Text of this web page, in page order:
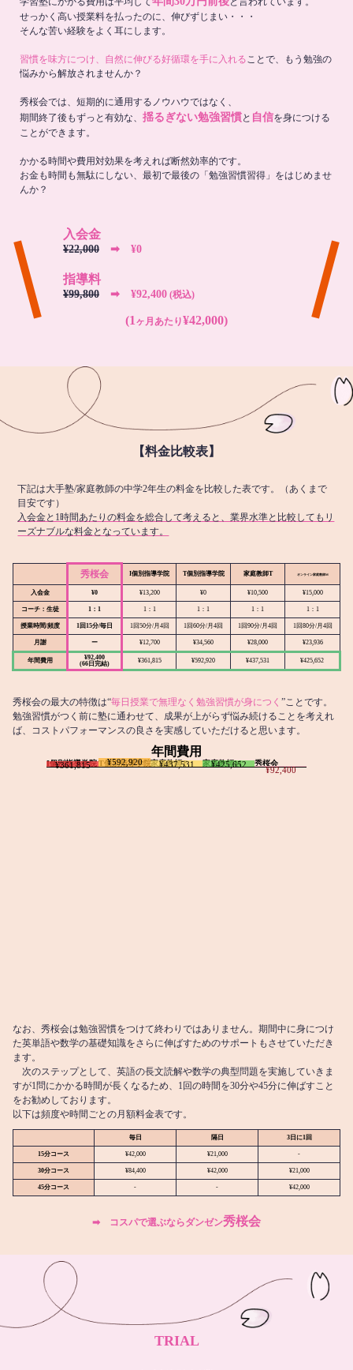
せっかく高い授業料を払ったのに、伸びずじまい・・・
そんな苦い経験をよく耳にします。
習慣を味方につけ、自然に伸びる好循環を手に入れることで、もう勉強の
悩みから解放されませんか？
秀桜会では、短期的に通用するノウハウではなく、
期間終了後もずっと有効な、 揺るぎない勉強習慣と 自信を身につける
ことができます。
かかる時間や費用対効果を考えれば断然効率的です。
お金も時間も無駄にしない、最初で最後の「勉強習慣習得」をはじめませ
んか？
入会金
¥22,000 ➡︎ ¥0
指導料
¥99,800 ➡︎ ¥92,400 (税込)
(1 ヶ月あたり¥42,000)
【料金比較表】
下記は大手塾/家庭教師の中学2年生の料金を比較した表です。（あくまで
目安です）
入会金と1時間あたりの料金を総合して考えると、業界水準と比較してもリ
ーズナブルな料金となっています。
秀桜会 I個別指導学院 T個別指導学院 家庭教師T オンライン家庭教師M
入会金 ¥0 ¥13,200 ¥0 ¥10,500 ¥15,000
コーチ：生徒 1：1 1：1 1：1 1：1 1：1
授業時間/頻度 1回15分/毎日 1回50分/月4回 1回60分/月4回 1回90分/月4回 1回80分/月4回
月謝 ー ¥12,700 ¥34,560 ¥28,000 ¥23,936
年間費用
¥92,400
(66日完結)
¥361,815 ¥592,920 ¥437,531 ¥425,652
秀桜会の最大の特徴は“毎日授業で無理なく勉強習慣が身につく ”ことです。
勉強習慣がつく前に塾に通わせて、成果が上がらず悩み続けることを考えれ
ば、コストパフォーマンスの良さを実感していただけると思います。
年間費用
I個別指導学院
¥361,815 T個別指導学院
¥592,920 家庭教師T
¥437,531 家庭教師M
¥425,652 秀桜会
¥92,400
なお、秀桜会は勉強習慣をつけて終わりではありません。期間中に身につけ
た英単語や数学の基礎知識をさらに伸ばすためのサポートもさせていただき
ます。
次のステップとして、英語の長文読解や数学の典型問題を実施していきま
すが1問にかかる時間が長くなるため、1回の時間を30分や45分に伸ばすこと
をお勧めしております。
以下は頻度や時間ごとの月額料金表です。
毎日 隔日 3日に1回
15分コース ¥42,000 ¥21,000 -
30分コース ¥84,400 ¥42,000 ¥21,000
45分コース - - ¥42,000
➡︎ コスパで選ぶならダンゼン秀桜会
TRIAL